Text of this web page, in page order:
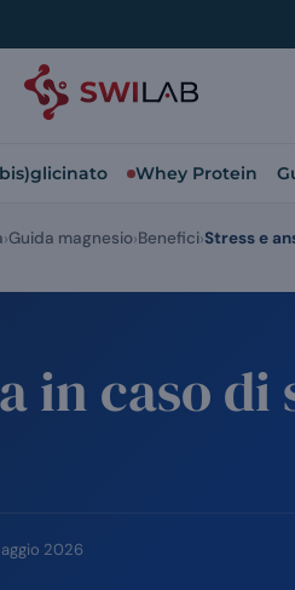
Whey Protein
in caso di
2026
Guida magnesio Benefici Stress e